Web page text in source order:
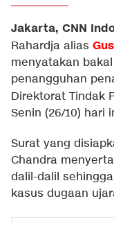
Jakarta, CNN
Rahardja alias
menyatakan
penangguhan
Direktorat Tindak
Senin (26/10) hari
Surat yang
Chandra
dalil-dalil
kasus dugaan